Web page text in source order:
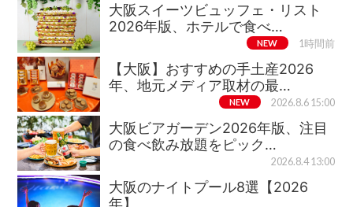
大阪スイーツビュッフェ・リスト
2026年版、ホテルで食べ…
NEW 1時間前
【大阪】おすすめの手土産2026
年、地元メディア取材の最…
NEW 2026.8.6 15:00
大阪ビアガーデン2026年版、注目
の食べ飲み放題をピック…
2026.8.4 13:00
大阪のナイトプール8選【2026
年】